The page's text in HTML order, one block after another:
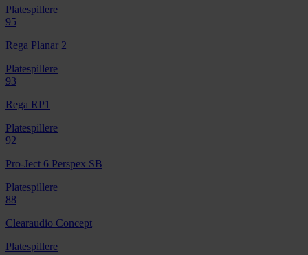
Platespillere
95
Rega Planar 2
Platespillere
93
Rega RP1
Platespillere
92
Pro-Ject 6 Perspex SB
Platespillere
88
Clearaudio Concept
Platespillere